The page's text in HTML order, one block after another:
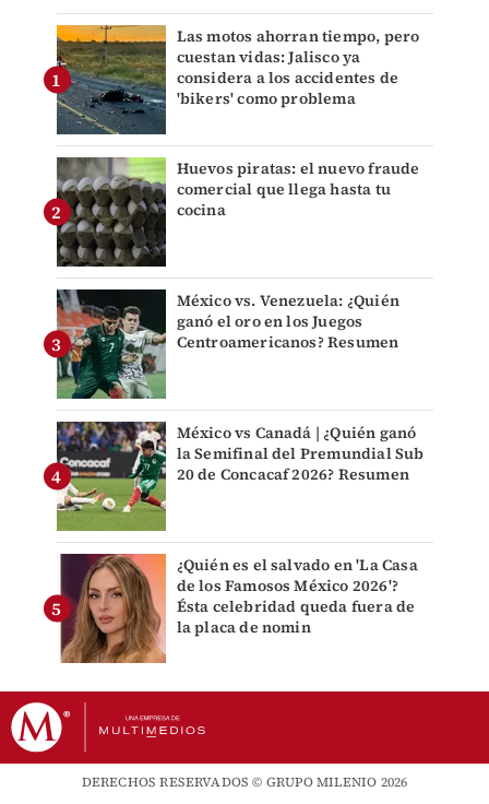
Las motos ahorran tiempo, pero
cuestan vidas: Jalisco ya
considera a los accidentes de
'bikers' como problema
Huevos piratas: el nuevo fraude
comercial que llega hasta tu
cocina
México vs. Venezuela: ¿Quién
ganó el oro en los Juegos
Centroamericanos? Resumen
México vs Canadá | ¿Quién ganó
la Semifinal del Premundial Sub
20 de Concacaf 2026? Resumen
¿Quién es el salvado en 'La Casa
de los Famosos México 2026'?
Ésta celebridad queda fuera de
la placa de nomin
DERECHOS RESERVADOS © GRUPO MILENIO 2026